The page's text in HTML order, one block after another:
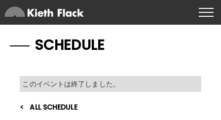
SCHEDULE
このイベントは終了しました。
ALL SCHEDULE